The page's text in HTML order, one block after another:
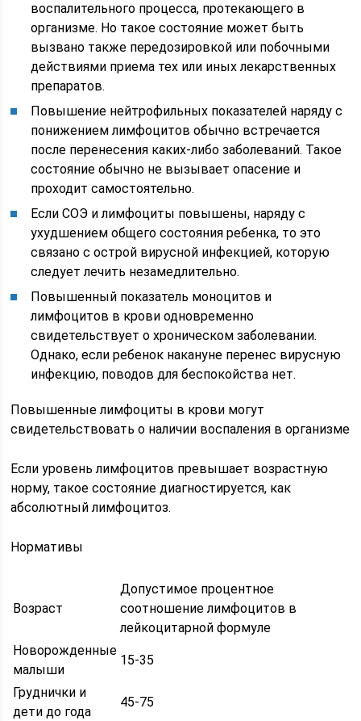
воспалительного процесса, протекающего в
организме. Но такое состояние может быть
вызвано также передозировкой или побочными
действиями приема тех или иных лекарственных
препаратов.
Повышение нейтрофильных показателей наряду с
понижением лимфоцитов обычно встречается
после перенесения каких-либо заболеваний. Такое
состояние обычно не вызывает опасение и
проходит самостоятельно.
Если СОЭ и лимфоциты повышены, наряду с
ухудшением общего состояния ребенка, то это
связано с острой вирусной инфекцией, которую
следует лечить незамедлительно.
Повышенный показатель моноцитов и
лимфоцитов в крови одновременно
свидетельствует о хроническом заболевании.
Однако, если ребенок накануне перенес вирусную
инфекцию, поводов для беспокойства нет.
Повышенные лимфоциты в крови могут
свидетельствовать о наличии воспаления в организме
Если уровень лимфоцитов превышает возрастную
норму, такое состояние диагностируется, как
абсолютный лимфоцитоз.
Нормативы
Возраст
Допустимое процентное
соотношение лимфоцитов в
лейкоцитарной формуле
Новорожденные
малыши
15-35
Груднички и
дети до года
45-75